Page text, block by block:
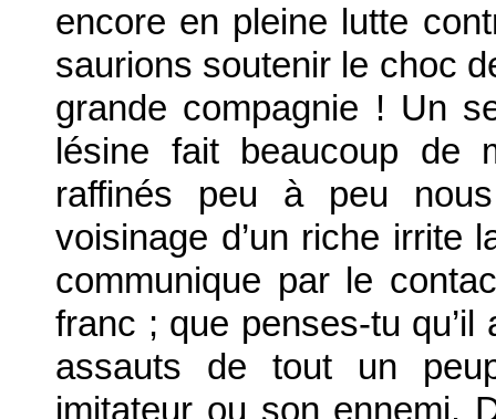
encore en pleine lutte
saurions soutenir le choc
grande compagnie ! Un
lésine fait beaucoup de
raffinés peu à peu
voisinage d’un riche irrite
communique par le
franc ; que penses-tu
assauts de tout un
imitateur ou son ennemi.